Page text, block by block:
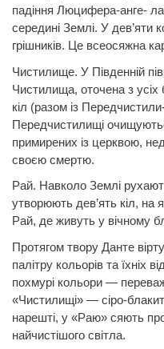
падіння Люцифера-анге-
середині Землі. У
грішників. Це всеосяжна
Чистилище. У Південній
Чистилища, оточена з усіх
кіл (разом із
Передчистилищі
примирених із церквою,
своєю смертю.
Рай. Навколо Землі
утворюють дев’ять кіл,
Рай, де живуть у вічному
Протягом твору Данте
палітру кольорів та їхніх
похмурі кольори —
«Чистилищі» — сіро-
нарешті, у «Раю» сяють
найчистішого світла.